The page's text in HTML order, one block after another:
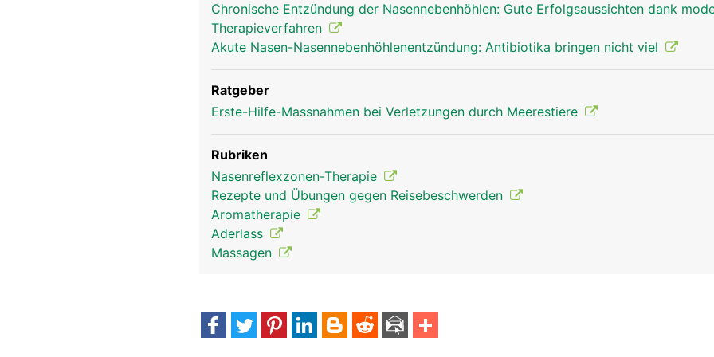
Nase Mann
Chronische Entzündung der Nasennebenhöhlen: Gute Erfolgsaussichten dank
Therapieverfahren
Akute Nasen-Nasennebenhöhlenentzündung: Antibiotika bringen nicht viel
Ratgeber
Erste-Hilfe-Massnahmen bei Verletzungen durch Meerestiere
Rubriken
Nasenreflexzonen-Therapie
Rezepte und Übungen gegen Reisebeschwerden
Aromatherapie
Aderlass
Massagen